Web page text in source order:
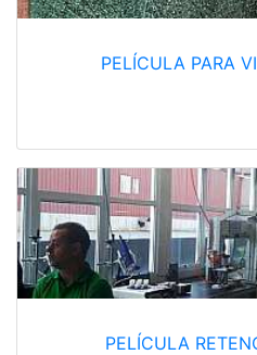
PELÍCULA PARA
PELÍCULA